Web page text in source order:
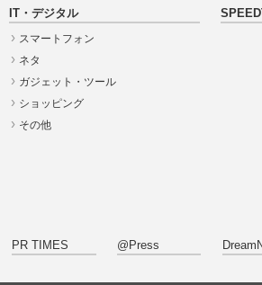
IT・デジタル
スマートフォン
ネタ
ガジェット・ツール
ショッピング
その他
PR TIMES @Press